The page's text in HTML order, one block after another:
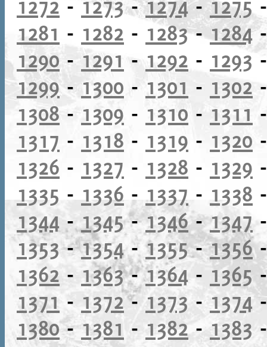
1272 - 1273-1274-1275
1281 - 1282 - 1283-1284
1290 -1291 - 1292 - 1293
1299- 1300 - 1301 - 1302
1308 - 1309 - 1310 - 1311
1317 - 1318 - 1319 - 1320
1326 - 1327 - 1328 - 1329
1335 - 1336 - 1337 - 1338
1344 - 1345-1346-1347
1353-1354- 1355-1356
1362 - 1363-1364 - 1365
1371 - 1372-1373 -1374
1380-1381 - 1382-1383